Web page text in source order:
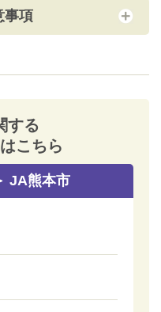
事項
する
こちら
JA熊本市